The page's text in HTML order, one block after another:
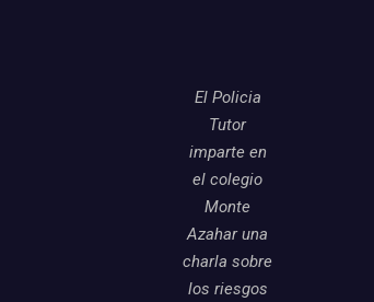
El Policia
Tutor
imparte en
el colegio
Monte
Azahar una
charla sobre
los riesgos